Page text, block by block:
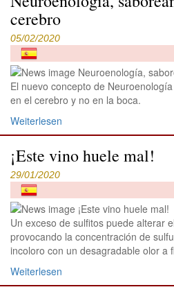
cerebro
05/02/2020
El nuevo concepto de
en el cerebro y no en la boca.
Weiterlesen
¡Este vino huele mal!
29/01/2020
Un exceso de sulfitos puede alterar
provocando la concentración de
incoloro con un desagradable olor a
Weiterlesen